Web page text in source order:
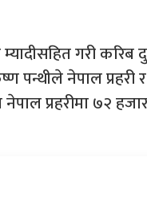
गरी
पन्थीले नेपाल प्रहरी
प्रहरीमा ७२